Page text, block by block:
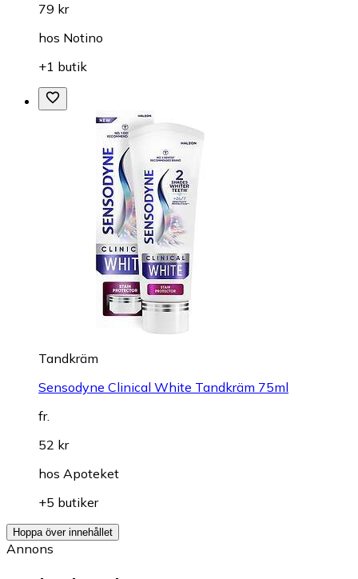
79 kr
hos Notino
+1 butik
Tandkräm
Sensodyne Clinical White Tandkräm 75ml
fr.
52 kr
hos Apoteket
+5 butiker
Hoppa över innehållet
Annons